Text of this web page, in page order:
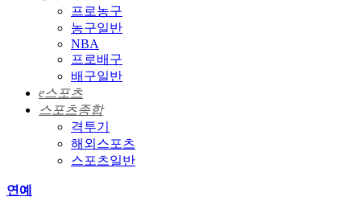
프로농구
농구일반
NBA
프로배구
배구일반
e스포츠
스포츠종합
격투기
해외스포츠
스포츠일반
연예